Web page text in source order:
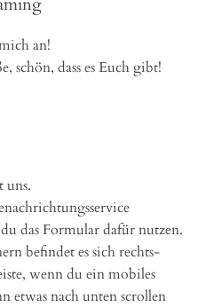
an!
schön, dass es Euch gibt!
uns.
das Formular dafür nutzen.
befindet es sich rechts-
wenn du ein mobiles
etwas nach unten scrollen